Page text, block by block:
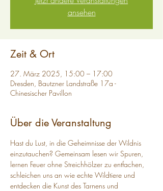
ansehen
Zeit & Ort
27. März 2025, 15:00 – 17:00
Dresden, Bautzner Landstraße 17a -
Chinesischer Pavillon
Über die Veranstaltung
Hast du Lust, in die Geheimnisse der Wildnis
einzutauchen? Gemeinsam lesen wir Spuren,
lernen Feuer ohne Streichhölzer zu entfachen,
schleichen uns an wie echte Wildtiere und
entdecken die Kunst des Tarnens und